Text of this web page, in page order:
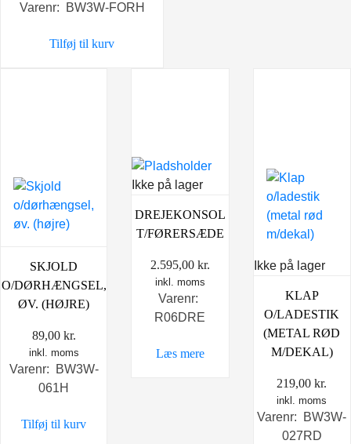
pris
1.495,00 kr..
pris
Varenr: BW3W-FORH
Tilføj til kurv
SKJOLD
O/DØRHÆNGSEL,
ØV. (HØJRE)
89,00 kr.
inkl. moms
Varenr: BW3W-
061H
Tilføj til kurv
Ikke på lager
DREJEKONSOL
T/FØRERSÆDE
2.595,00 kr.
inkl. moms
Varenr:
R06DRE
Læs mere
Ikke på lager
KLAP
O/LADESTIK
(METAL RØD
M/DEKAL)
219,00kr.
inkl. moms
Varenr: BW3W-
027RD